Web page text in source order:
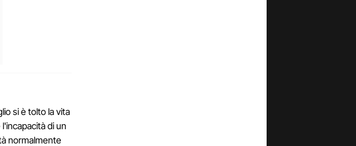
si è tolto la vita
di un
normalmente